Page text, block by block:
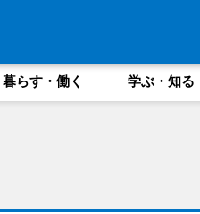
暮らす・働く 学ぶ・知る